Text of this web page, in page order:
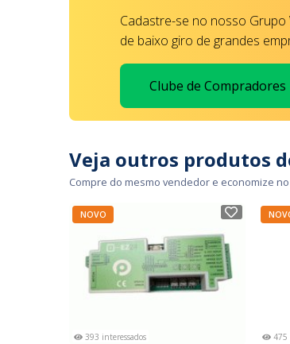
Cadastre-se no nosso
de baixo giro de grandes
Clube de Compradores
Veja outros produtos
Compre do mesmo vendedor e economize
NOVO
393 interessados 475